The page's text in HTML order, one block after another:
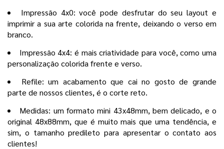
Impressão 4x0: você pode desfrutar do seu layout e
imprimir a sua arte colorida na frente, deixando o verso em
branco.
Impressão 4x4: é mais criatividade para você, como uma
personalização colorida frente e verso.
Refile: um acabamento que cai no gosto de grande
parte de nossos clientes, é o corte reto.
Medidas: um formato mini 43x48mm, bem delicado, e o
original 48x88mm, que é muito mais que uma tendência, e
sim, o tamanho predileto para apresentar o contato aos
clientes!